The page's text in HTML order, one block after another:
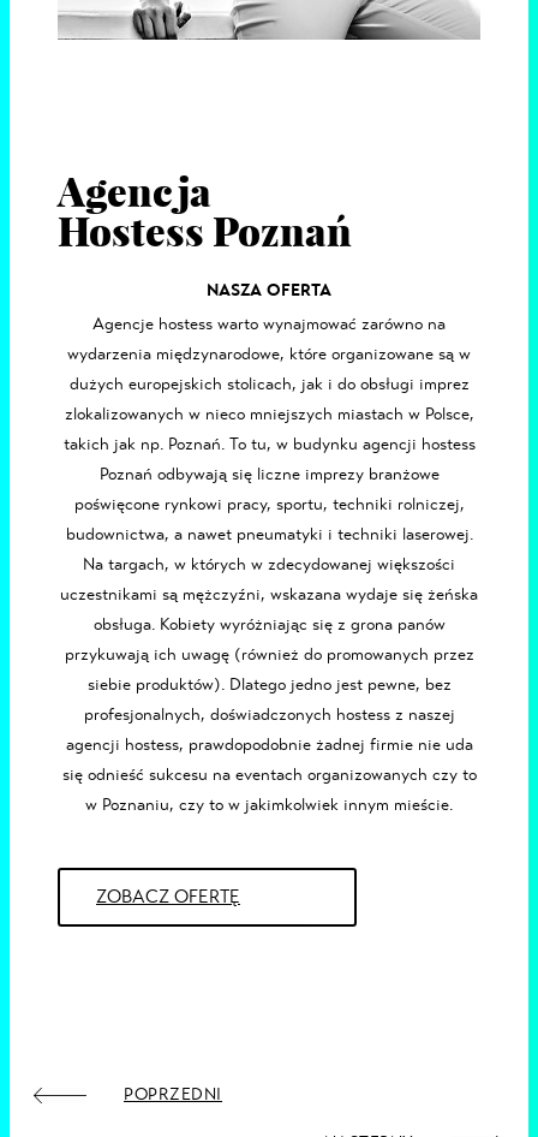
Agencja
Hostess Poznań
NASZA OFERTA
Agencje hostess warto wynajmować zarówno na
wydarzenia międzynarodowe, które organizowane są w
dużych europejskich stolicach, jak i do obsługi imprez
zlokalizowanych w nieco mniejszych miastach w Polsce,
takich jak np. Poznań. To tu, w budynku agencji hostess
Poznań odbywają się liczne imprezy branżowe
poświęcone rynkowi pracy, sportu, techniki rolniczej,
budownictwa, a nawet pneumatyki i techniki laserowej.
Na targach, w których w zdecydowanej większości
uczestnikami są mężczyźni, wskazana wydaje się żeńska
obsługa. Kobiety wyróżniając się z grona panów
przykuwają ich uwagę (również do promowanych przez
siebie produktów). Dlatego jedno jest pewne, bez
profesjonalnych, doświadczonych hostess z naszej
agencji hostess, prawdopodobnie żadnej firmie nie uda
się odnieść sukcesu na eventach organizowanych czy to
w Poznaniu, czy to w jakimkolwiek innym mieście.
ZOBACZ OFERTĘ
POPRZEDNI